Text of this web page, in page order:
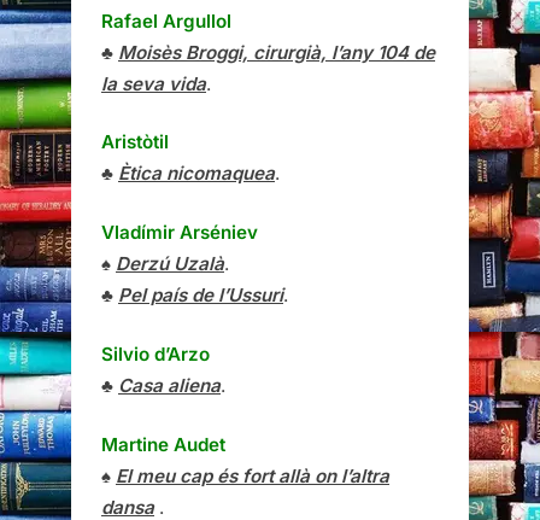
Rafael Argullol
♣ Moisès Broggi, cirurgià, l’any 104 de
la seva vida.
Aristòtil
♣ Ètica nicomaquea.
Vladímir Arséniev
♠ Derzú Uzalà.
♣ Pel país de l’Ussuri.
Silvio d’Arzo
♣ Casa aliena.
Martine Audet
♠ El meu cap és fort allà on l’altra
dansa.